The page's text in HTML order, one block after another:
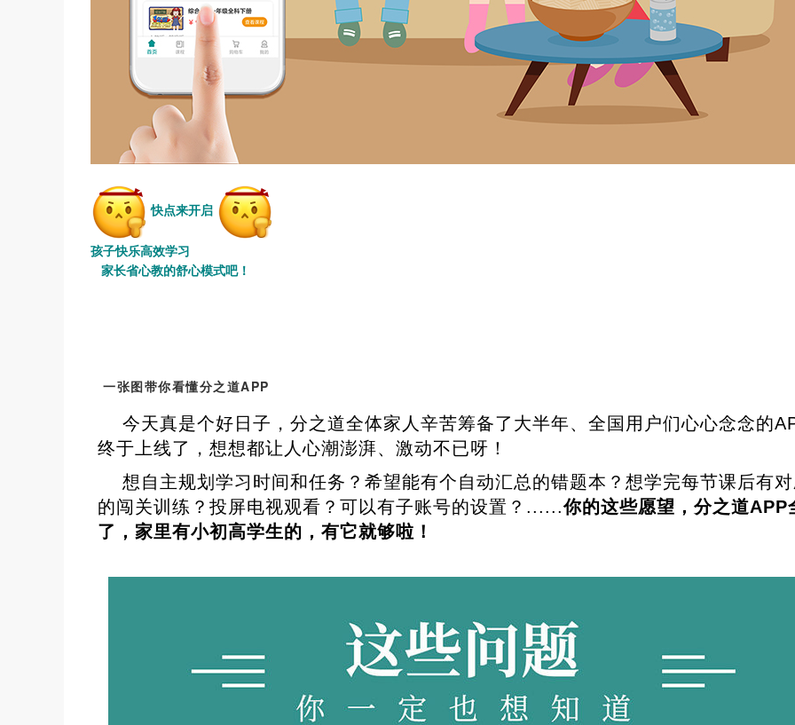
快点来开启
孩子快乐高效学习
家长省心教的舒心模式吧！
一张图带你看懂分之道APP
今天真是个好日子，分之道全体家人辛苦筹备了大半年、全国用户们心心念念的
终于上线了，想想都让人心潮澎湃、激动不已呀！
想自主规划学习时间和任务？希望能有个自动汇总的错题本？想学完每节课后有
的闯关训练？投屏电视观看？可以有子账号的设置？......你的这些愿望，分之道APP
了，家里有小初高学生的，有它就够啦！